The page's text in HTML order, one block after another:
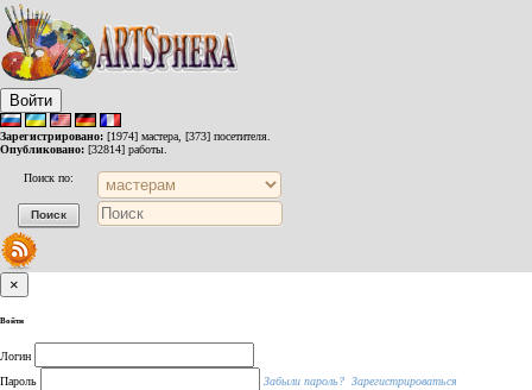
Войти
Зарегистрировано: [1974] мастера, [373] посетителя.
Опубликовано: [32814] работы.
Поиск по:
×
Войти
Логин
Пароль
Забыли пароль? Зарегистрироваться